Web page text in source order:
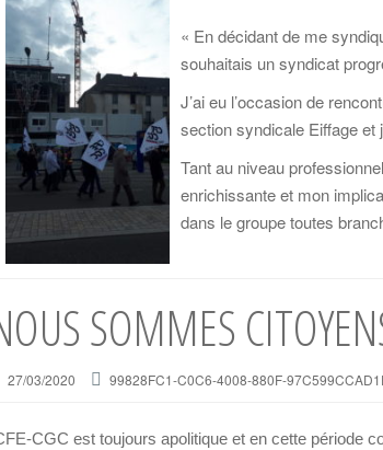
« En décidant de me
souhaitais un syndicat
J’ai eu l’occasion de
section syndicale Eiffage et
Tant au niveau
enrichissante et mon
dans le groupe toutes
SOMMES
27/03/2020 99828FC1-C0C6-4008-880F-
CGC est toujours apolitique et en cette période